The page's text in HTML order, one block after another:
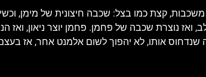
משכבות, קצת כמו בצל: שכבה חיצונית של מימן,
נוצרת שכבה של פחמן. פחמן יוצר ניאון, ואז
שנדחוס אותו, לא יהפוך לשום אלמנט אחר, אז